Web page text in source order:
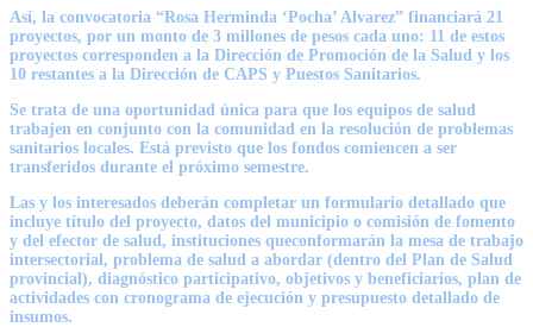
Así, la convocatoria “Rosa Herminda ‘Pocha’ Alvarez” financiará 21
proyectos, por un monto de 3 millones de pesos cada uno: 11 de estos
proyectos corresponden a la Dirección de Promoción de la Salud y los
10 restantes a la Dirección de CAPS y Puestos Sanitarios.
Se trata de una oportunidad única para que los equipos de salud
trabajen en conjunto con la comunidad en la resolución de problemas
sanitarios locales. Está previsto que los fondos comiencen a ser
transferidos durante el próximo semestre.
Las y los interesados deberán completar un formulario detallado que
incluye título del proyecto, datos del municipio o comisión de fomento
y del efector de salud, instituciones queconformarán la mesa de trabajo
intersectorial, problema de salud a abordar (dentro del Plan de Salud
provincial), diagnóstico participativo, objetivos y beneficiarios, plan de
actividades con cronograma de ejecución y presupuesto detallado de
insumos.